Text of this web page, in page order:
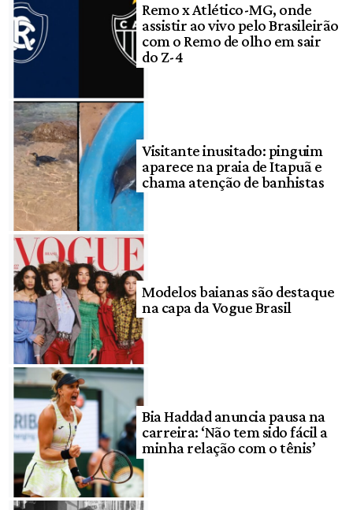
Remo x Atlético-MG, onde
assistir ao vivo pelo Brasileirão
com o Remo de olho em sair
do Z-4
Visitante inusitado: pinguim
aparece na praia de Itapuã e
chama atenção de banhistas
Modelos baianas são destaque
na capa da Vogue Brasil
Bia Haddad anuncia pausa na
carreira: ‘Não tem sido fácil a
minha relação com o tênis’